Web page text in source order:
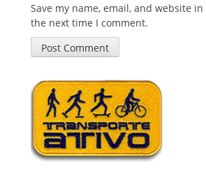
Save my name, email, and website
the next time I comment.